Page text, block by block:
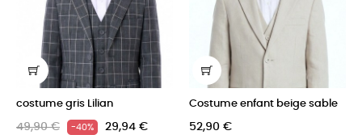
costume gris Lilian
49,90 € -40% 29,94 €
Costume enfant beige sable
52,90 €